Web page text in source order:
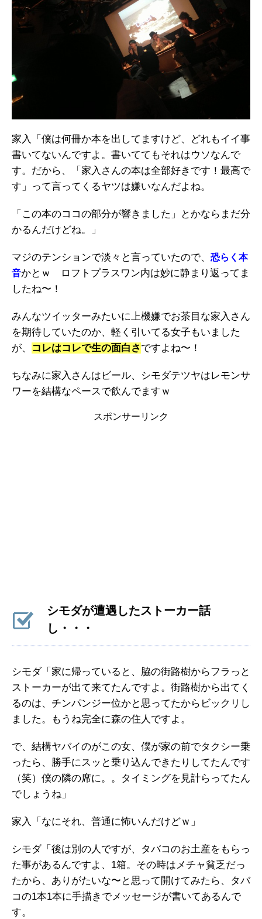
家入「僕は何冊か本を出してますけど、どれもイイ事
書いてないんですよ。書いててもそれはウソなんで
す。だから、「家入さんの本は全部好きです！最高で
す」って言ってくるヤツは嫌いなんだよね。
「この本のココの部分が響きました」とかならまだ分
かるんだけどね。」
マジのテンションで淡々と言っていたので、 恐らく本
音かとｗ ロフトプラスワン内は妙に静まり返ってま
したね〜！
みんなツイッターみたいに上機嫌でお茶目な家入さん
を期待していたのか、軽く引いてる女子もいました
が、
コレはコレで生の面白さですよね〜！
ちなみに家入さんはビール、シモダテツヤはレモンサ
ワーを結構なペースで飲んでますｗ
スポンサーリンク
シモダが遭遇したストーカー話
し・・・
シモダ「家に帰っていると、脇の街路樹からフラっと
ストーカーが出て来てたんですよ。街路樹から出てく
るのは、チンパンジー位かと思ってたからビックリし
ました。もうね完全に森の住人ですよ。
で、結構ヤバイのがこの女、僕が家の前でタクシー乗
ったら、勝手にスッと乗り込んできたりしてたんです
（笑）僕の隣の席に。。タイミングを見計らってたん
でしょうね」
家入「なにそれ、普通に怖いんだけどｗ」
シモダ「後は別の人ですが、タバコのお土産をもらっ
た事があるんですよ、1箱。その時はメチャ貧乏だっ
たから、ありがたいな〜と思って開けてみたら、タバ
コの1本1本に手描きでメッセージが書いてあるんで
す。